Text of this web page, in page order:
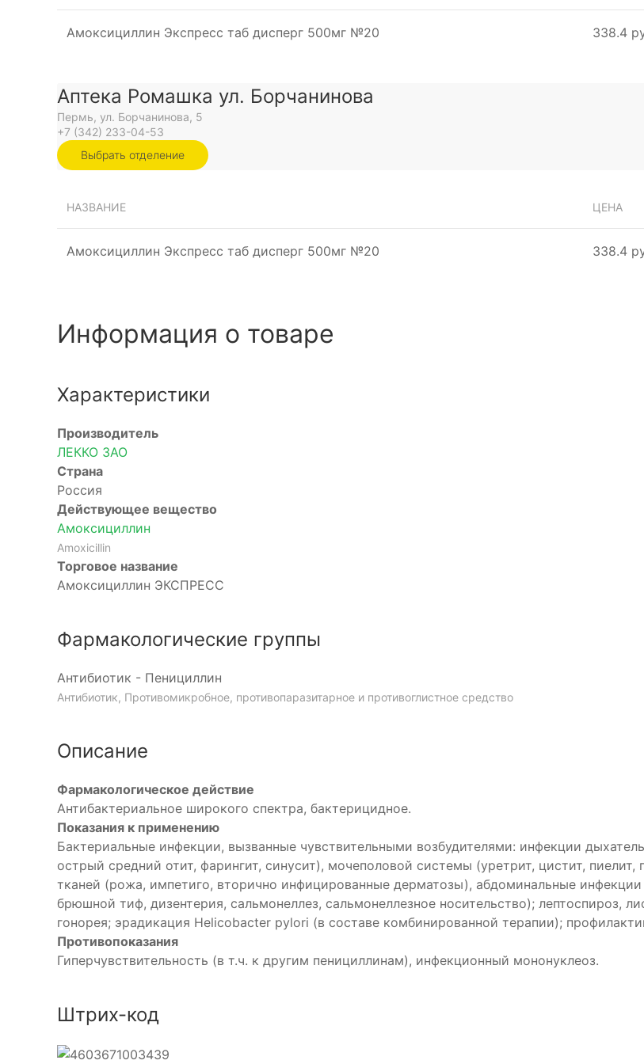
Амоксициллин Экспресс таб дисперг 500мг №20 338.4
Аптека Ромашка ул. Борчанинова
Пермь, ул. Борчанинова, 5
+7 (342) 233-04-53
Выбрать отделение
НАЗВАНИЕ ЦЕНА
Амоксициллин Экспресс таб дисперг 500мг №20 338.4
Информация о товаре
Характеристики
Производитель
ЛЕККО ЗАО
Страна
Россия
Действующее вещество
Амоксициллин
Amoxicillin
Торговое название
Амоксициллин ЭКСПРЕСС
Фармакологические группы
Антибиотик - Пенициллин
Антибиотик, Противомикробное, противопаразитарное и противоглистное средство
Описание
Фармакологическое действие
Антибактериальное широкого спектра, бактерицидное.
Показания к применению
Бактериальные инфекции, вызванные чувствительными возбудителями: инфекции
острый средний отит, фарингит, синусит), мочеполовой системы (уретрит, цистит,
тканей (рожа, импетиго, вторично инфицированные дерматозы), абдоминальные
брюшной тиф, дизентерия, сальмонеллез, сальмонеллезное носительство); лептоспироз,
гонорея; эрадикация Helicobacter pylori (в составе комбинированной терапии);
Противопоказания
Гиперчувствительность (в т.ч. к другим пенициллинам), инфекционный мононуклеоз.
Штрих-код